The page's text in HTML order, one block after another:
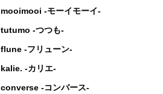
mooimooi -モーイモーイ-
tutumo -つつも-
flune -フリューン-
kalie. -カリエ-
converse -コンバース-